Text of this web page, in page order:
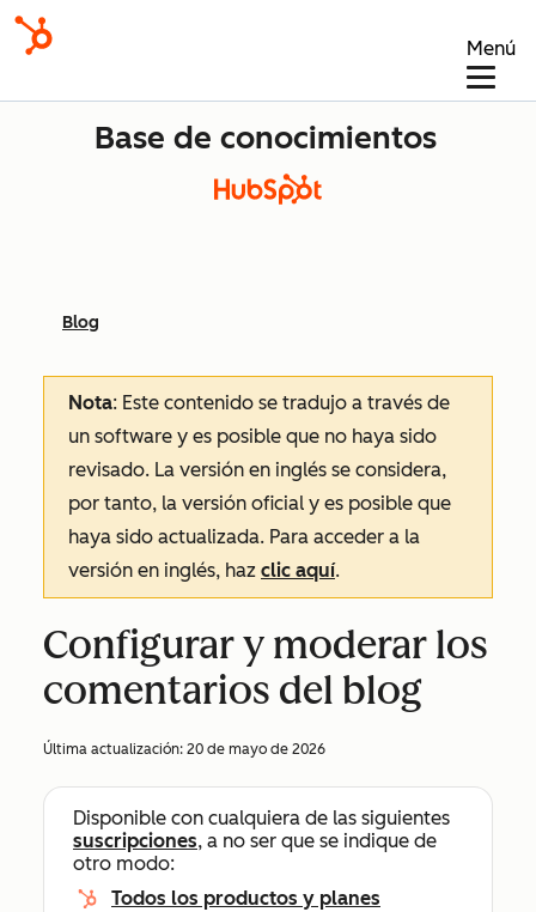
Menú
Base de conocimientos
Blog
Nota: Este contenido se tradujo a través de
un software y es posible que no haya sido
revisado. La versión en inglés se considera,
por tanto, la versión oficial y es posible que
haya sido actualizada. Para acceder a la
versión en inglés, haz clic aquí.
Configurar y moderar los
comentarios del blog
Última actualización: 20 de mayo de 2026
Disponible con cualquiera de las siguientes
suscripciones, a no ser que se indique de
otro modo:
Todos los productos y planes